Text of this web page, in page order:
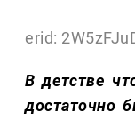
erid:
В детстве
достаточно